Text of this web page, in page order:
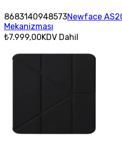
8683140948573Newface
Mekanizması
₺7.999,00KDV Dahil